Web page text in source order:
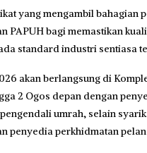
yang mengambil bahagian
PAPUH bagi memastikan
standard industri sentiasa
akan berlangsung di
2 Ogos depan dengan
umrah, selain
penyedia perkhidmatan